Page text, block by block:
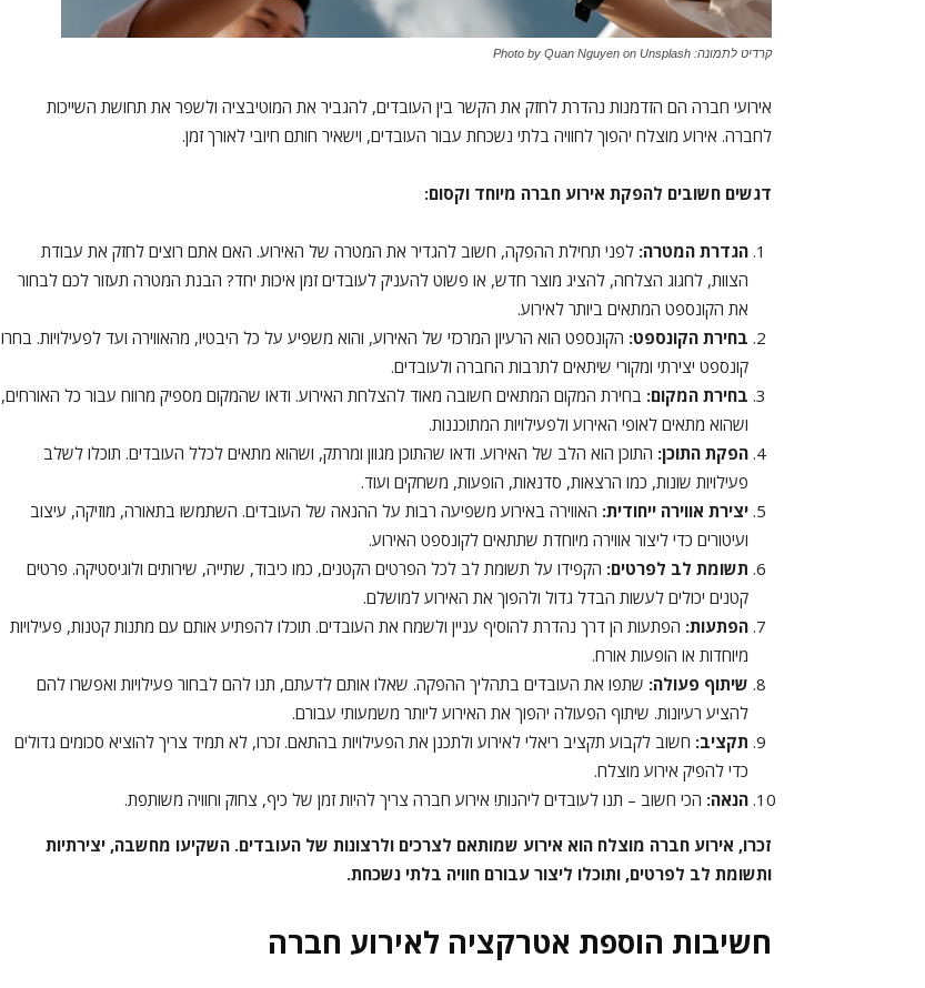
קרדיט לתמונה: Photo by Quan Nguyen on Unsplash
אירועי חברה הם הזדמנות נהדרת לחזק את הקשר בין העובדים, להגביר את המוטיבציה ולשפר את תחושת השייכות
לחברה. אירוע מוצלח יהפוך לחוויה בלתי נשכחת עבור העובדים, וישאיר חותם חיובי לאורך זמן.
דגשים חשובים להפקת אירוע חברה מיוחד וקסום:
הגדרת המטרה: לפני תחילת ההפקה, חשוב להגדיר את המטרה של האירוע. האם אתם רוצים לחזק את עבודת
הצוות, לחגוג הצלחה, להציג מוצר חדש, או פשוט להעניק לעובדים זמן איכות יחד? הבנת המטרה תעזור לכם לבחור
את הקונספט המתאים ביותר לאירוע.
בחירת הקונספט: הקונספט הוא הרעיון המרכזי של האירוע, והוא משפיע על כל היבטיו, מהאווירה ועד לפעילויות. בחרו
קונספט יצירתי ומקורי שיתאים לתרבות החברה ולעובדים.
בחירת המקום: בחירת המקום המתאים חשובה מאוד להצלחת האירוע. ודאו שהמקום מספיק מרווח עבור כל האורחים,
ושהוא מתאים לאופי האירוע ולפעילויות המתוכננות.
הפקת התוכן: התוכן הוא הלב של האירוע. ודאו שהתוכן מגוון ומרתק, ושהוא מתאים לכלל העובדים. תוכלו לשלב
פעילויות שונות, כמו הרצאות, סדנאות, הופעות, משחקים ועוד.
יצירת אווירה ייחודית: האווירה באירוע משפיעה רבות על ההנאה של העובדים. השתמשו בתאורה, מוזיקה, עיצוב
ועיטורים כדי ליצור אווירה מיוחדת שתתאים לקונספט האירוע.
תשומת לב לפרטים: הקפידו על תשומת לב לכל הפרטים הקטנים, כמו כיבוד, שתייה, שירותים ולוגיסטיקה. פרטים
קטנים יכולים לעשות הבדל גדול ולהפוך את האירוע למושלם.
הפתעות: הפתעות הן דרך נהדרת להוסיף עניין ולשמח את העובדים. תוכלו להפתיע אותם עם מתנות קטנות, פעילויות
מיוחדות או הופעות אורח.
שיתוף פעולה: שתפו את העובדים בתהליך ההפקה. שאלו אותם לדעתם, תנו להם לבחור פעילויות ואפשרו להם
להציע רעיונות. שיתוף הפעולה יהפוך את האירוע ליותר משמעותי עבורם.
תקציב: חשוב לקבוע תקציב ריאלי לאירוע ולתכנן את הפעילויות בהתאם. זכרו, לא תמיד צריך להוציא סכומים גדולים
כדי להפיק אירוע מוצלח.
הנאה: הכי חשוב – תנו לעובדים ליהנות! אירוע חברה צריך להיות זמן של כיף, צחוק וחוויה משותפת.
זכרו, אירוע חברה מוצלח הוא אירוע שמותאם לצרכים ולרצונות של העובדים. השקיעו מחשבה, יצירתיות
ותשומת לב לפרטים, ותוכלו ליצור עבורם חוויה בלתי נשכחת.
חשיבות הוספת אטרקציה לאירוע חברה